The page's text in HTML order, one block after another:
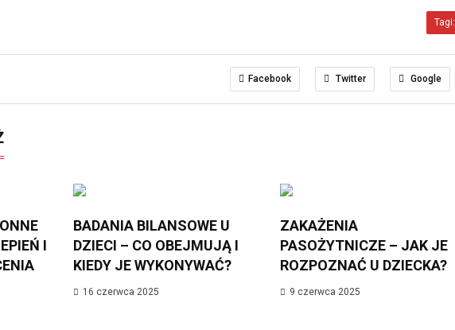
Tagi:
Facebook Twitter Google
I
BADANIA BILANSOWE U
DZIECI – CO OBEJMUJĄ I
KIEDY JE WYKONYWAĆ?
16 czerwca 2025
ZAKAŻENIA
PASOŻYTNICZE – JAK JE
ROZPOZNAĆ U DZIECKA?
9 czerwca 2025